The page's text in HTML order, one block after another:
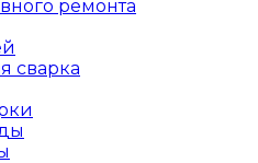
ремонта
сварка